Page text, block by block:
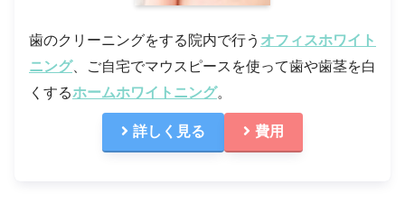
歯のクリーニングをする院内で行う オフィスホワイト
ニング、ご自宅でマウスピースを使って歯や歯茎を白
くするホームホワイトニング。
詳しく見る 費用